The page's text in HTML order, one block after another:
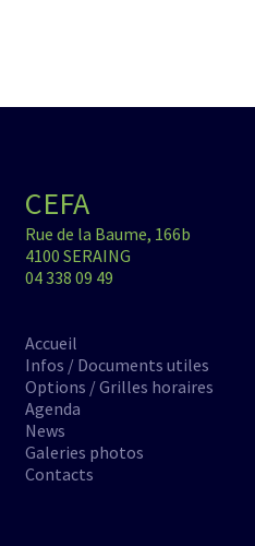
CEFA
Rue de la Baume, 166b
4100 SERAING
04 338 09 49
Accueil
Infos / Documents utiles
Options / Grilles horaires
Agenda
News
Galeries photos
Contacts